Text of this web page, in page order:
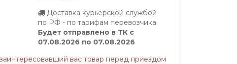
Доставка курьерской службой
по РФ - по тарифам перевозчика
Будет отправлено в ТК с
07.08.2026 по 07.08.2026
вас товар перед приездом